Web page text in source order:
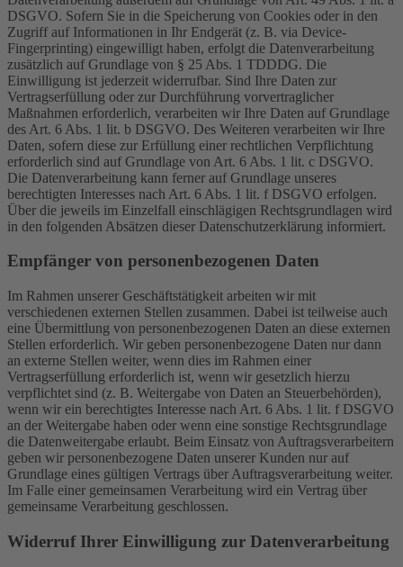
DSGVO. Sofern Sie in die Speicherung von Cookies oder in den
Zugriff auf Informationen in Ihr Endgerät (z. B. via Device-
Fingerprinting) eingewilligt haben, erfolgt die Datenverarbeitung
zusätzlich auf Grundlage von § 25 Abs. 1 TDDDG. Die
Einwilligung ist jederzeit widerrufbar. Sind Ihre Daten zur
Vertragserfüllung oder zur Durchführung vorvertraglicher
Maßnahmen erforderlich, verarbeiten wir Ihre Daten auf Grundlage
des Art. 6 Abs. 1 lit. b DSGVO. Des Weiteren verarbeiten wir Ihre
Daten, sofern diese zur Erfüllung einer rechtlichen Verpflichtung
erforderlich sind auf Grundlage von Art. 6 Abs. 1 lit. c DSGVO.
Die Datenverarbeitung kann ferner auf Grundlage unseres
berechtigten Interesses nach Art. 6 Abs. 1 lit. f DSGVO erfolgen.
Über die jeweils im Einzelfall einschlägigen Rechtsgrundlagen wird
in den folgenden Absätzen dieser Datenschutzerklärung informiert.
Empfänger von personenbezogenen Daten
Im Rahmen unserer Geschäftstätigkeit arbeiten wir mit
verschiedenen externen Stellen zusammen. Dabei ist teilweise auch
eine Übermittlung von personenbezogenen Daten an diese externen
Stellen erforderlich. Wir geben personenbezogene Daten nur dann
an externe Stellen weiter, wenn dies im Rahmen einer
Vertragserfüllung erforderlich ist, wenn wir gesetzlich hierzu
verpflichtet sind (z. B. Weitergabe von Daten an Steuerbehörden),
wenn wir ein berechtigtes Interesse nach Art. 6 Abs. 1 lit. f DSGVO
an der Weitergabe haben oder wenn eine sonstige Rechtsgrundlage
die Datenweitergabe erlaubt. Beim Einsatz von Auftragsverarbeitern
geben wir personenbezogene Daten unserer Kunden nur auf
Grundlage eines gültigen Vertrags über Auftragsverarbeitung weiter.
Im Falle einer gemeinsamen Verarbeitung wird ein Vertrag über
gemeinsame Verarbeitung geschlossen.
Widerruf Ihrer Einwilligung zur Datenverarbeitung